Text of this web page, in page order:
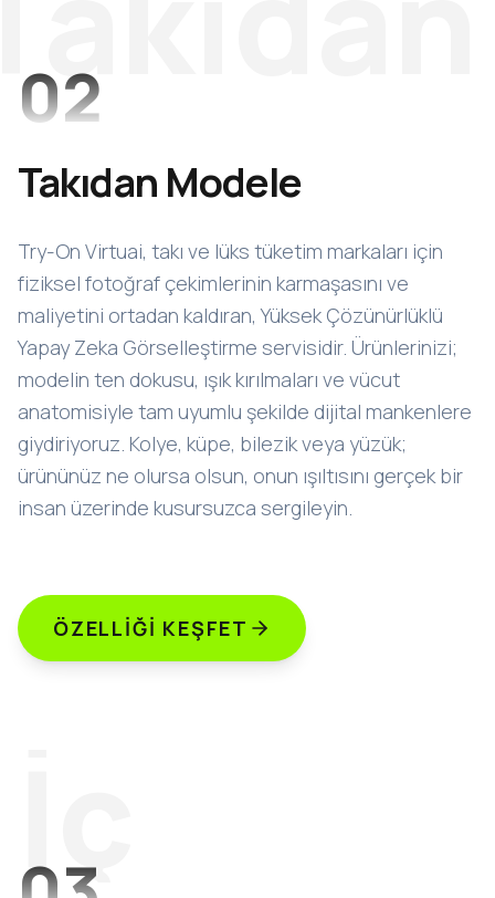
02
Takıdan Modele
Try-On Virtuai, takı ve lüks tüketim markaları için
fiziksel fotoğraf çekimlerinin karmaşasını ve
maliyetini ortadan kaldıran, Yüksek Çözünürlüklü
Yapay Zeka Görselleştirme servisidir. Ürünlerinizi;
modelin ten dokusu, ışık kırılmaları ve vücut
anatomisiyle tam uyumlu şekilde dijital mankenlere
giydiriyoruz. Kolye, küpe, bilezik veya yüzük;
ürününüz ne olursa olsun, onun ışıltısını gerçek bir
insan üzerinde kusursuzca sergileyin.
ÖZELLIĞI KEŞFET
İç